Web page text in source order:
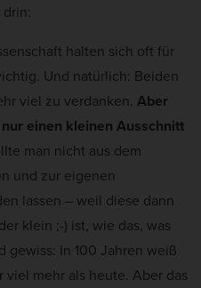
halten sich oft für
Und natürlich: Beiden
viel zu verdanken. Aber
einen kleinen Ausschnitt
man nicht aus dem
und zur eigenen
lassen – weil diese dann
klein ;-) ist, wie das, was
gewiss: In 100 Jahren weiß
viel mehr als heute. Aber das